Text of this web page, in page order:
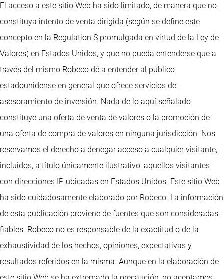
El acceso a este sitio Web ha sido limitado, de manera que no
constituya intento de venta dirigida (según se define este
concepto en la Regulation S promulgada en virtud de la Ley de
Valores) en Estados Unidos, y que no pueda entenderse que a
través del mismo Robeco dé a entender al público
estadounidense en general que ofrece servicios de
asesoramiento de inversión. Nada de lo aquí señalado
constituye una oferta de venta de valores o la promoción de
una oferta de compra de valores en ninguna jurisdicción. Nos
reservamos el derecho a denegar acceso a cualquier visitante,
incluidos, a título únicamente ilustrativo, aquellos visitantes
con direcciones IP ubicadas en Estados Unidos. Este sitio Web
ha sido cuidadosamente elaborado por Robeco. La información
de esta publicación proviene de fuentes que son consideradas
fiables. Robeco no es responsable de la exactitud o de la
exhaustividad de los hechos, opiniones, expectativas y
resultados referidos en la misma. Aunque en la elaboración de